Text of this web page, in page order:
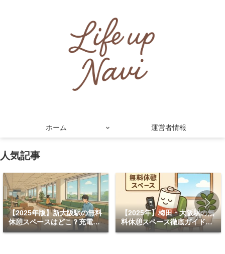
ホーム 運営者情報
人気記事
【2025年版】新大阪駅の無料
休憩スペースはどこ？充電・
PC作業OKな穴場7選
【2025年】梅田・大阪駅の無
料休憩スペース徹底ガイド！
座って休める穴場